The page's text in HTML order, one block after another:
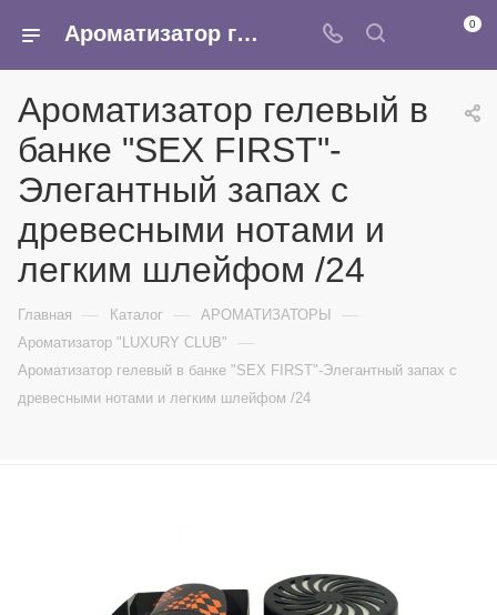
Ароматизатор гелевый в банке "SEX FIRST"-Элегантный запах с древесными нотами и легким шлейфом /24 - купить в интернет-магазине Армина 0
Ароматизатор гелевый в
банке "SEX FIRST"-
Элегантный запах с
древесными нотами и
легким шлейфом /24
Главная — Каталог — АРОМАТИЗАТОРЫ —
Ароматизатор "LUXURY CLUB" —
Ароматизатор гелевый в банке "SEX FIRST"-Элегантный запах с
древесными нотами и легким шлейфом /24